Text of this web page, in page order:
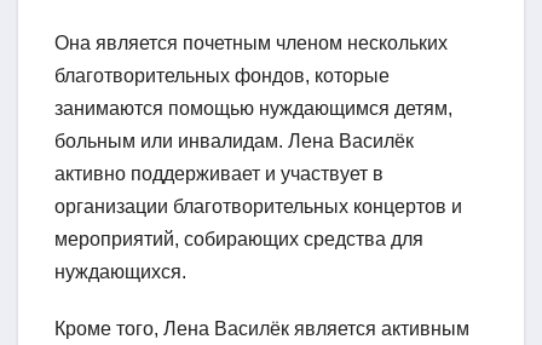
Она является почетным членом нескольких
благотворительных фондов, которые
занимаются помощью нуждающимся детям,
больным или инвалидам. Лена Василёк
активно поддерживает и участвует в
организации благотворительных концертов и
мероприятий, собирающих средства для
нуждающихся.
Кроме того, Лена Василёк является активным